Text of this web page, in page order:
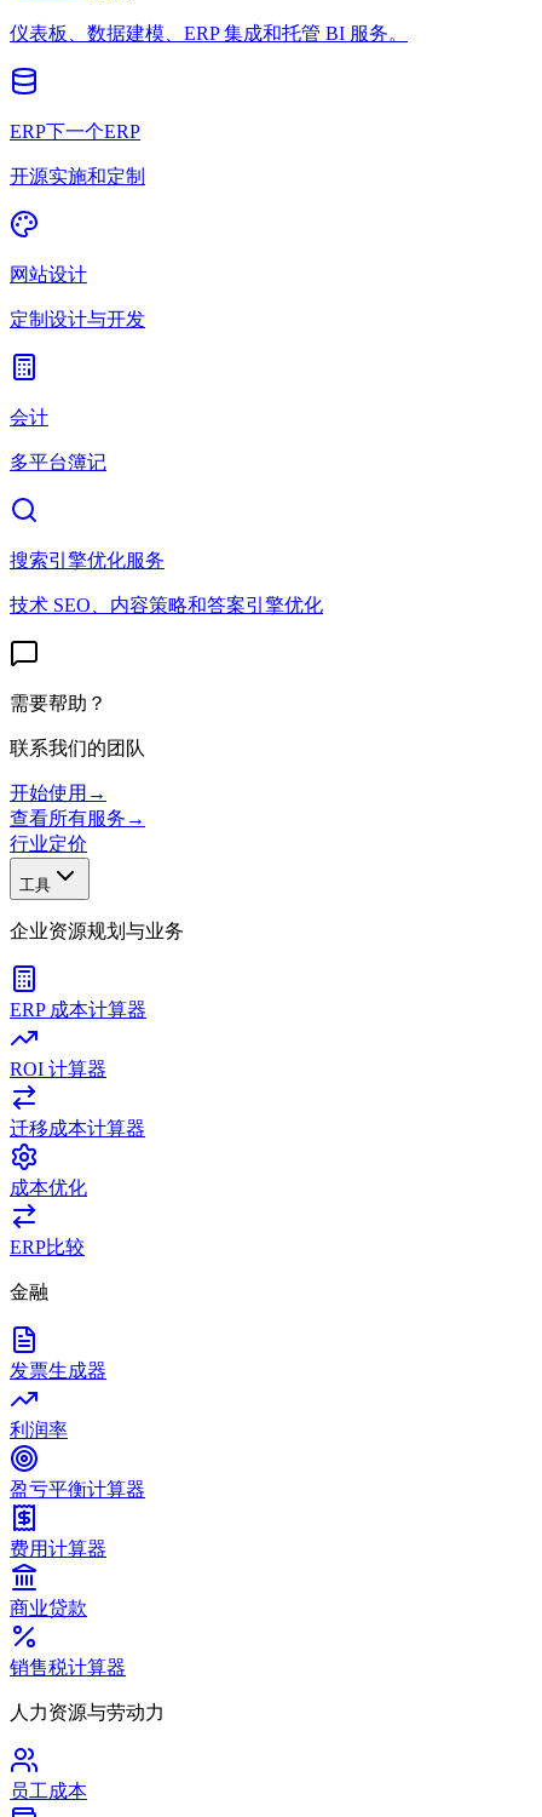
仪表板、数据建模、ERP 集成和托管 BI 服务。
ERP下一个ERP
开源实施和定制
网站设计
定制设计与开发
会计
多平台簿记
搜索引擎优化服务
技术 SEO、内容策略和答案引擎优化
需要帮助？
联系我们的团队
开始使用 →
查看所有服务 →
行业定价
工具
企业资源规划与业务
ERP 成本计算器
ROI 计算器
迁移成本计算器
成本优化
ERP比较
金融
发票生成器
利润率
盈亏平衡计算器
费用计算器
商业贷款
销售税计算器
人力资源与劳动力
员工成本